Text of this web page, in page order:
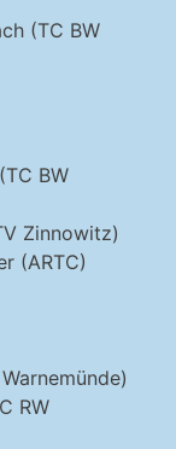
(TC BW
BW
Zinnowitz)
(ARTC)
RW